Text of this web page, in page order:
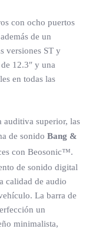
con ocho puertos
de un
versiones ST y
12.3″ y una
en todas las
auditiva superior, las
de sonido Bang &
con Beosonic™.
de sonido digital
calidad de audio
La barra de
un
minimalista,